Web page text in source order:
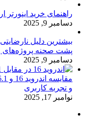
راهنمای خرید اینورتر
دسامبر 9, 2025
بیشترین دلیل
پشت صحنه پروژه‌های
دسامبر 9, 2025
و تجربه کاربری
نوامبر 17, 2025